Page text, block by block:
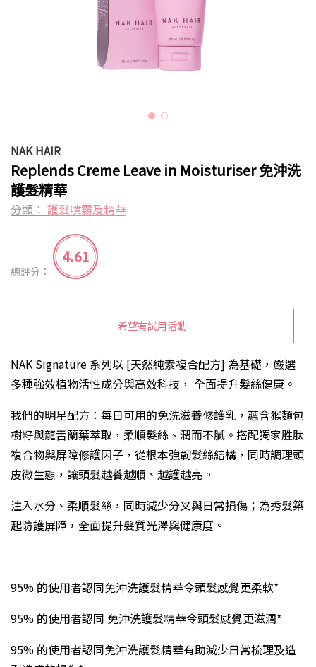
NAK HAIR
Replends Creme Leave in Moisturiser 免沖洗
護髮精華
分類： 護髮噴霧及精華
總評分：
4.61
希望有試用活動
NAK Signature 系列以 [天然純素複合配方] 為基礎，嚴選
多種強效植物活性成分與高效科技， 全面提升髮絲健康。
我們的明星配方：每日可用的免洗滋養修護乳，蘊含猴麵包
樹籽與龍舌蘭葉萃取，柔順髮絲、潤而不膩。搭配獨家胜肽
複合物與屏障修護因子，從根本強韌髮絲結構，同時調理頭
皮微生態，讓頭髮越養越順、越護越亮。
注入水分、柔順髮絲，同時減少分叉與日常損傷；為秀髮築
起防護屏障，全面提升髮質光澤與健康度。
95% 的使用者認同免沖洗護髮精華令頭髮感覺更柔軟*
95% 的使用者認同 免沖洗護髮精華令頭髮感覺更滋潤*
95% 的使用者認同免沖洗護髮精華有助減少日常梳理及造